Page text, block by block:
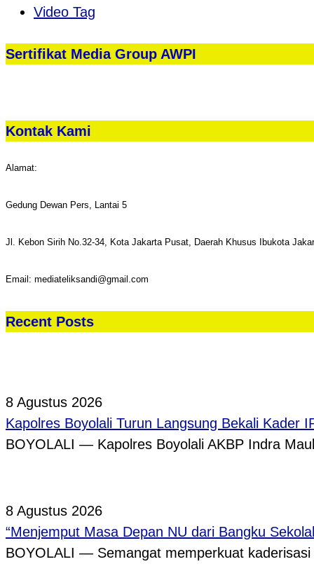
Video Tag
Sertifikat Media Group AWPI
Kontak Kami
Alamat:
Gedung Dewan Pers, Lantai 5
Jl. Kebon Sirih No.32-34, Kota Jakarta Pusat, Daerah Khusus Ibukota
Email: mediateliksandi@gmail.com
Recent Posts
8 Agustus 2026
Kapolres Boyolali Turun Langsung Bekali Kader
BOYOLALI — Kapolres Boyolali AKBP Indra
8 Agustus 2026
“Menjemput Masa Depan NU dari Bangku
BOYOLALI — Semangat memperkuat